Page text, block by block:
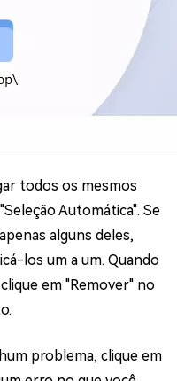
todos os mesmos
Automática". Se
alguns deles,
los um a um. Quando
em "Remover" no
problema, clique em